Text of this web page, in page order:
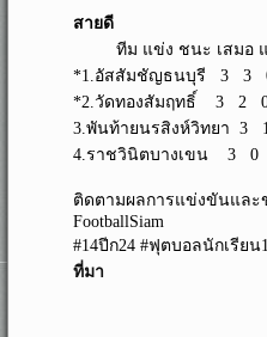
สายดี
ทีม แข่ง ชนะ เสมอ
*1.อัสสัมชัญธนบุรี 3
*2.วัดทองสัมฤทธิ์ 3
3.พันท้ายนรสิงห์วิทย
4.ราชวินิตบางเขน 3
ติดตามผลการแข่งขันและข่
FootballSiam
#14ปีก24 #ฟุตบอลนักเรียน
ที่มา